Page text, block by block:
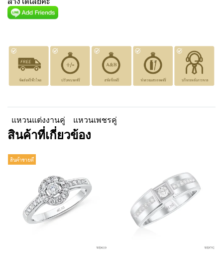
แหวนแต่งงานคู่ แหวนเพชรคู่
สินค้าที่เกี่ยวข้อง
สินค้าขายดี